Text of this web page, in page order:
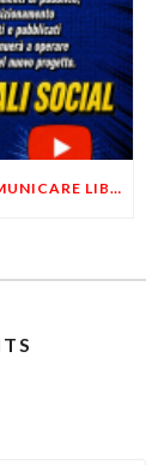
ARRIVA MOLIB, UN ALTRO MODO DI COMUNICARE LIBERTARIO